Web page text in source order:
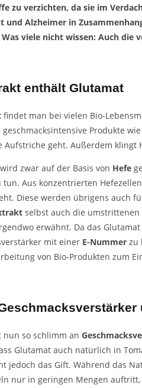
zu verzichten, da sie im
und Alzheimer in
viele nicht wissen: Auch die
enthält Glutamat
findet man bei vielen Bio-
Produkte
Aufstriche geht. Außerdem
zwar auf der Basis von Hefe
tun. Aus konzentrierten
Diese werden übrigens auch
selbst auch die umstrittenen
erwähnt. Da das
mit einer E-Nummer zu
von Bio-Produkten zum
nun so schlimm an
Glutamat auch natürlich in
jedoch das Gift. Während das
nur in geringen Mengen